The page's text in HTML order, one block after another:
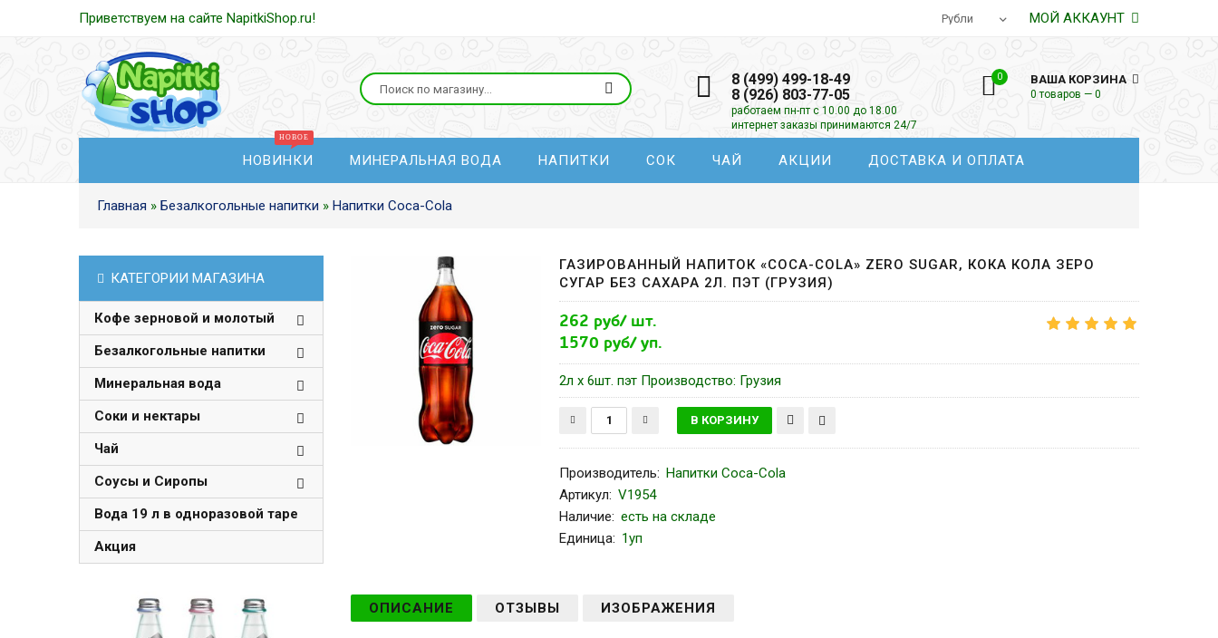
Приветствуем на сайте NapitkiShop.ru! МОЙ АККАУНТ
8 (499) 499-18-49
8 (926) 803-77-05
работаем пн-пт с 10.00 до 18.00
интернет заказы принимаются 24/7
0 ВАША КОРЗИНА
0 товаров — 0
НОВИНКИ МИНЕРАЛЬНАЯ ВОДА НАПИТКИ СОК ЧАЙ АКЦИИ ДОСТАВКА И ОПЛАТА
Главная » Безалкогольные напитки » Напитки Coca-Сola
ГАЗИРОВАННЫЙ НАПИТОК «COCA-COLA» ZERO SUGAR, КОКА КОЛА ЗЕРО
СУГАР БЕЗ САХАРА 2Л. ПЭТ (ГРУЗИЯ)
262 руб/ шт.
1570 руб/ уп.
2л x 6шт. пэт Производство: Грузия
Производитель: Напитки Coca-Сola
Артикул: V1954
Наличие: есть на складе
Единица: 1уп
ОПИСАНИЕ ОТЗЫВЫ ИЗОБРАЖЕНИЯ
КАТЕГОРИИ МАГАЗИНА
Кофе зерновой и молотый
Безалкогольные напитки
Минеральная вода
Соки и нектары
Чай
Соусы и Сиропы
Вода 19 л в одноразовой таре
Акция